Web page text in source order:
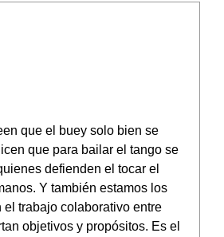
que el buey solo bien se
que para bailar el tango se
defienden el tocar el
Y también estamos los
el trabajo colaborativo entre
objetivos y propósitos. Es el